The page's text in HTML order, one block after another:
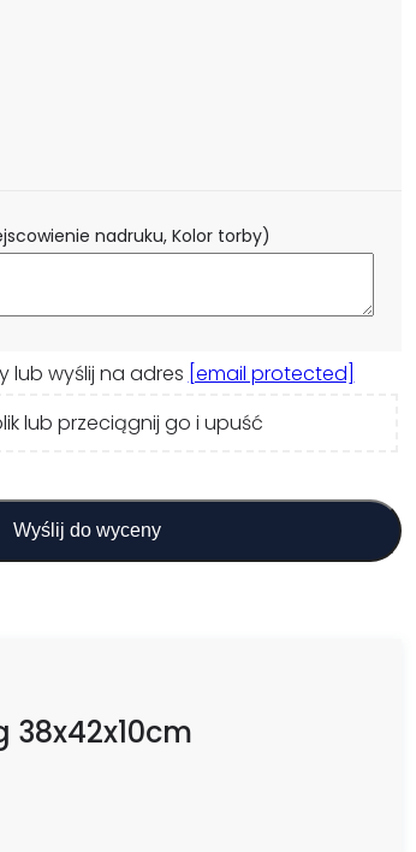
nadruku, Kolor torby)
lub wyślij na adres [email protected]
lub przeciągnij go i upuść
Wyślij do wyceny
38x42x10cm